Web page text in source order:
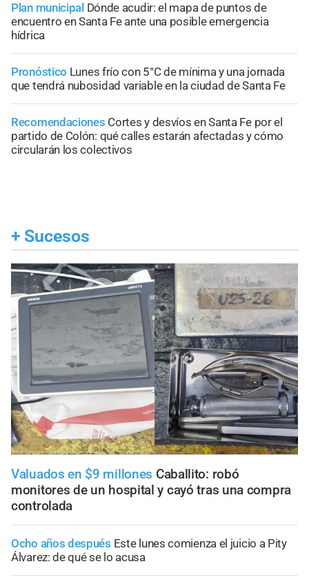
Plan municipal Dónde acudir: el mapa de puntos de
encuentro en Santa Fe ante una posible emergencia
hídrica
Pronóstico Lunes frío con 5°C de mínima y una jornada
que tendrá nubosidad variable en la ciudad de Santa Fe
Recomendaciones Cortes y desvíos en Santa Fe por el
partido de Colón: qué calles estarán afectadas y cómo
circularán los colectivos
+ Sucesos
Valuados en $9 millones Caballito: robó
monitores de un hospital y cayó tras una compra
controlada
Ocho años después Este lunes comienza el juicio a Pity
Álvarez: de qué se lo acusa